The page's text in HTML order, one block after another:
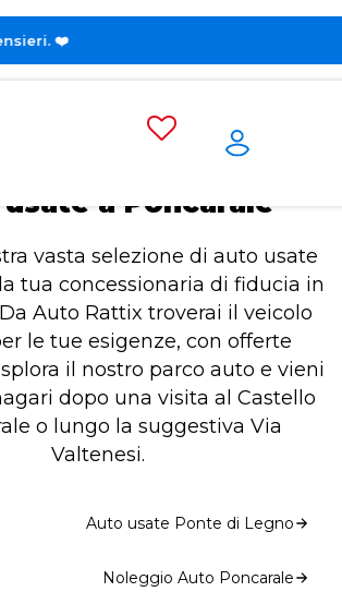
Auto usate a Poncarale
a Poncarale
vasta selezione di auto usate
tua concessionaria di fiducia in
Auto Rattix troverai il veicolo
le tue esigenze, con offerte
il nostro parco auto e vieni
dopo una visita al Castello
o lungo la suggestiva Via
Valtenesi.
Auto usate Ponte di Legno
Noleggio Auto Poncarale